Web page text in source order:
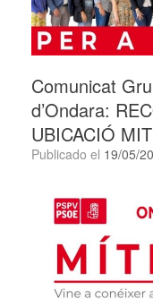
Comunicat
d’Ondara:
UBICACIÓ
Publicado el 19/05/